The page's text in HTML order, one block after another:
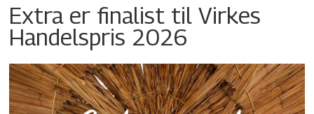
Extra er finalist til Virkes
Handelspris 2026